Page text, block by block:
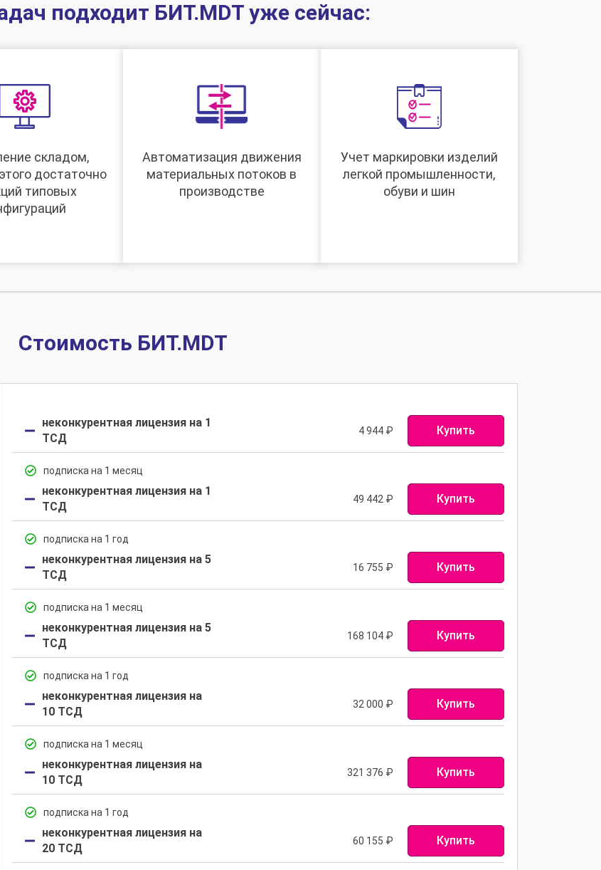
подходит БИТ.MDT уже сейчас:
складом,
достаточно
типовых
Автоматизация движения
материальных потоков в
производстве
Учет маркировки изделий
легкой промышленности,
обуви и шин
Стоимость БИТ.MDT
неконкурентная лицензия на 1
ТСД
4 944 ₽ Купить
подписка на 1 месяц
неконкурентная лицензия на 1
ТСД
49 442 ₽ Купить
подписка на 1 год
неконкурентная лицензия на 5
ТСД
16 755 ₽ Купить
подписка на 1 месяц
неконкурентная лицензия на 5
ТСД
168 104 ₽ Купить
подписка на 1 год
неконкурентная лицензия на
10 ТСД
32 000 ₽ Купить
подписка на 1 месяц
неконкурентная лицензия на
10 ТСД
321 376 ₽ Купить
подписка на 1 год
неконкурентная лицензия на
20 ТСД
60 155 ₽ Купить